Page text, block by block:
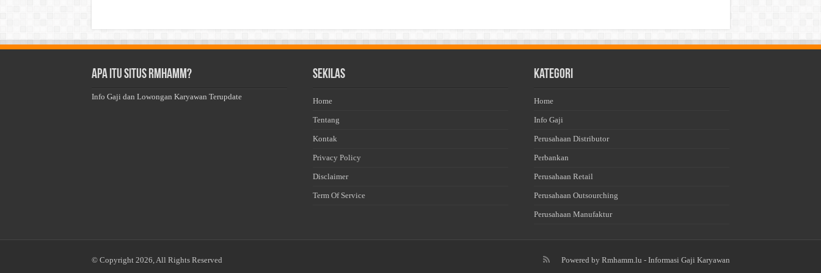
Apa Itu Situs Rmhamm?
Info Gaji dan Lowongan Karyawan Terupdate
Sekilas
Home
Tentang
Kontak
Privacy Policy
Disclaimer
Term Of Service
Kategori
Home
Info Gaji
Perusahaan Distributor
Perbankan
Perusahaan Retail
Perusahaan Outsourching
Perusahaan Manufaktur
Powered by Rmhamm.lu - Informasi Gaji Karyawan
© Copyright 2026, All Rights Reserved